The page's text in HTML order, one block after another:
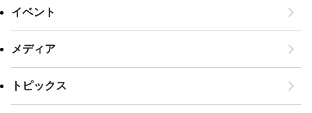
イベント
メディア
トピックス